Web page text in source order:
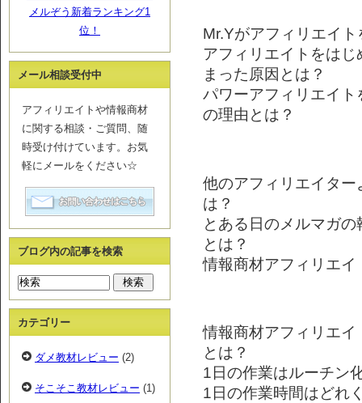
Mr.Yがアフィリエイ
アフィリエイトをは
まった原因とは？
パワーアフィリエイ
の理由とは？
他のアフィリエイタ
は？
とある日のメルマガ
とは？
情報商材アフィリエ
情報商材アフィリエ
とは？
1日の作業はルーチン
1日の作業時間はどれ
メルぞう新着ランキング1
位！
メール相談受付中
アフィリエイトや情報商材
に関する相談・ご質問、随
時受け付けています。お気
軽にメールをください☆
ブログ内の記事を検索
カテゴリー
ダメ教材レビュー (2)
そこそこ教材レビュー (1)